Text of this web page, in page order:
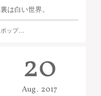
裏は白い世界。
ポップ…
20
Aug 2017